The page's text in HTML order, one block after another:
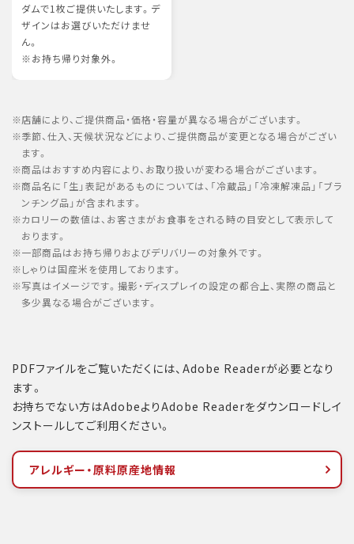
ダムで1枚ご提供いたします。デ
ザインはお選びいただけませ
ん。
※お持ち帰り対象外。
店舗により、ご提供商品・価格・容量が異なる場合がございます。
季節、仕入、天候状況などにより、ご提供商品が変更となる場合がござい
ます。
商品はおすすめ内容により、お取り扱いが変わる場合がございます。
商品名に「生」表記があるものについては、「冷蔵品」「冷凍解凍品」「ブラ
ンチング品」が含まれます。
カロリーの数値は、お客さまがお食事をされる時の目安として表示して
おります。
一部商品はお持ち帰りおよびデリバリーの対象外です。
しゃりは国産米を使用しております。
写真はイメージです。撮影・ディスプレイの設定の都合上、実際の商品と
多少異なる場合がございます。
PDFファイルをご覧いただくには、Adobe Readerが必要となり
ます。
お持ちでない方はAdobeよりAdobe Readerをダウンロードしイ
ンストールしてご利用ください。
アレルギー・原料原産地情報